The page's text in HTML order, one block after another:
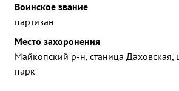
Воинское звание
партизан
Место захоронения
Майкопский р-н, станица Даховская,
парк